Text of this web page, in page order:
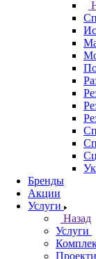
Бренды
Акции
Услуги
Назад
Услуги